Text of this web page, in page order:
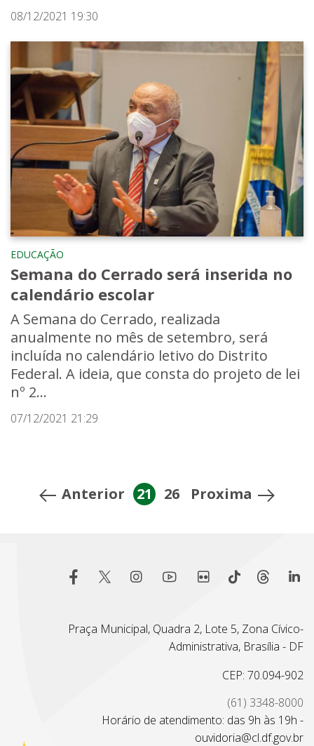
08/12/2021 19:30
EDUCAÇÃO
Semana do Cerrado será inserida no
calendário escolar
A Semana do Cerrado, realizada
anualmente no mês de setembro, será
incluída no calendário letivo do Distrito
Federal. A ideia, que consta do projeto de lei
nº 2...
07/12/2021 21:29
Anterior 21 26 Proxima
Praça Municipal, Quadra 2, Lote 5, Zona Cívico-
Administrativa, Brasília - DF
CEP: 70.094-902
(61) 3348-8000
Horário de atendimento: das 9h às 19h -
ouvidoria@cl.df.gov.br